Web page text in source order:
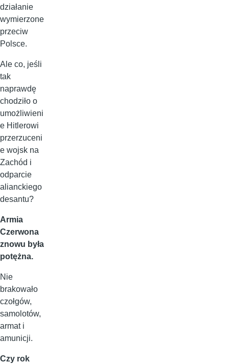
działanie
wymierzone
przeciw
Polsce.
Ale co, jeśli
tak
naprawdę
chodziło o
umożliwieni
e Hitlerowi
przerzuceni
e wojsk na
Zachód i
odparcie
alianckiego
desantu?
Armia
Czerwona
znowu była
potężna.
Nie
brakowało
czołgów,
samolotów,
armat i
amunicji.
Czy rok